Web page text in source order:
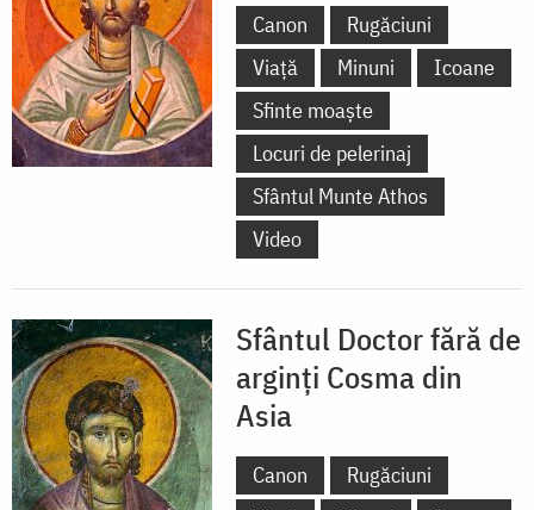
Canon
Rugăciuni
Viață
Minuni
Icoane
Sfinte moaște
Locuri de pelerinaj
Sfântul Munte Athos
Video
Sfântul Doctor fără de
arginți Cosma din
Asia
Canon
Rugăciuni